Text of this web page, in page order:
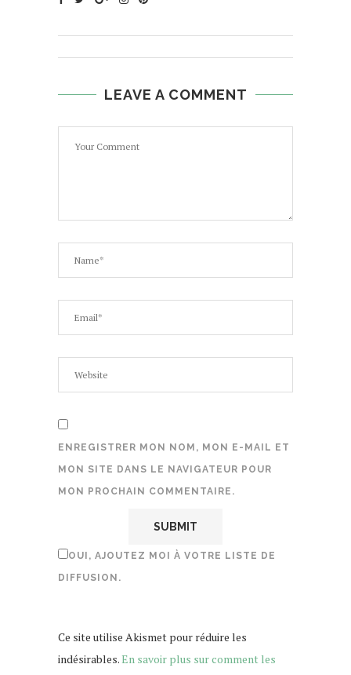
LEAVE A COMMENT
ENREGISTRER MON NOM, MON E-MAIL ET
MON SITE DANS LE NAVIGATEUR POUR
MON PROCHAIN COMMENTAIRE.
OUI, AJOUTEZ MOI À VOTRE LISTE DE
DIFFUSION.
Ce site utilise Akismet pour réduire les
indésirables.En savoir plus sur comment les